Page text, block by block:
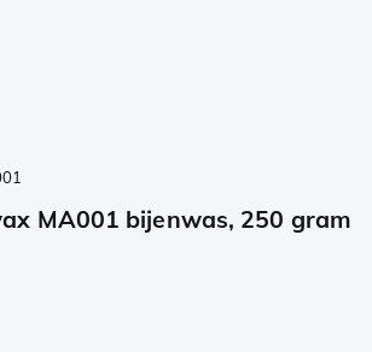
MA001 bijenwas, 250 gram